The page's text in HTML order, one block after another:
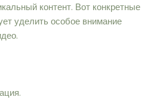
контент. Вот конкретные
уделить особое внимание